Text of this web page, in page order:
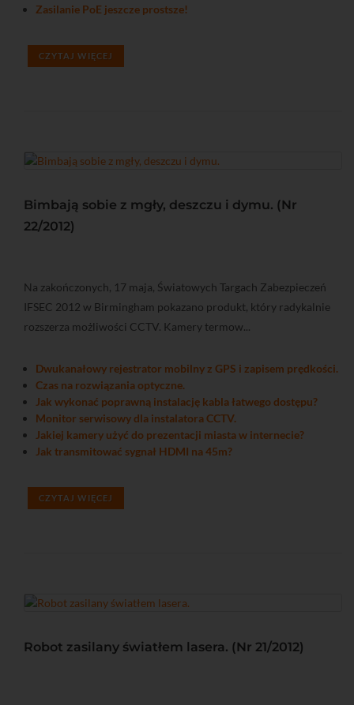
Zasilanie PoE jeszcze prostsze!
CZYTAJ WIĘCEJ
Bimbają sobie z mgły, deszczu i dymu. (Nr
22/2012)
Na zakończonych, 17 maja, Światowych Targach Zabezpieczeń
IFSEC 2012 w Birmingham pokazano produkt, który radykalnie
rozszerza możliwości CCTV. Kamery termow...
Dwukanałowy rejestrator mobilny z GPS i zapisem prędkości.
Czas na rozwiązania optyczne.
Jak wykonać poprawną instalację kabla łatwego dostępu?
Monitor serwisowy dla instalatora CCTV.
Jakiej kamery użyć do prezentacji miasta w internecie?
Jak transmitować sygnał HDMI na 45m?
CZYTAJ WIĘCEJ
Robot zasilany światłem lasera. (Nr 21/2012)